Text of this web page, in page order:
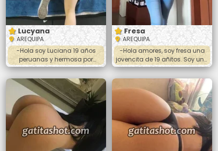
Lucyana
AREQUIPA
-Hola soy Luciana 19 años
peruanas y hermosa por
dónde me veas, estoy seguro
que te agradare mucho en
nuestro encuentro. Mis servicios
de intimidad con un rico oral
profundo, y toda las poses
menos 69, desnudo completo,
hora completa, trato se pareja.
*Salida a hoteles* llevar
preservativos y avisar con
anticipación.
Fresa
AREQUIPA
-Hola amores, soy fresa una
jovencita de 19 añitos. Soy una
peruana hermosa y muy
complaciente. ❤️😘🔥🔥😉❤️